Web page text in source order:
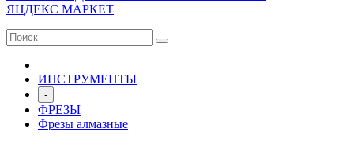
ЯНДЕКС МАРКЕТ
ИНСТРУМЕНТЫ
-
ФРЕЗЫ
Фрезы алмазные